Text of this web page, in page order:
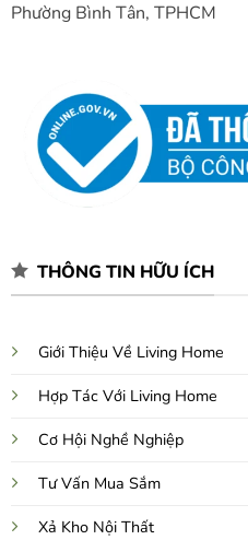
Phường Bình Tân, TPHCM
THÔNG TIN HỮU ÍCH
Giới Thiệu Về Living Home
Hợp Tác Với Living Home
Cơ Hội Nghề Nghiệp
Tư Vấn Mua Sắm
Xả Kho Nội Thất